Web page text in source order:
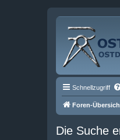
Schnellzugriff
Foren-
Die Suche